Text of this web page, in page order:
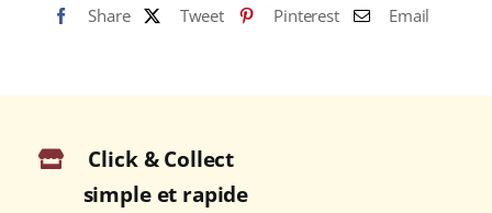
Share
Tweet Pinterest Email
Click & Collect
simple et rapide